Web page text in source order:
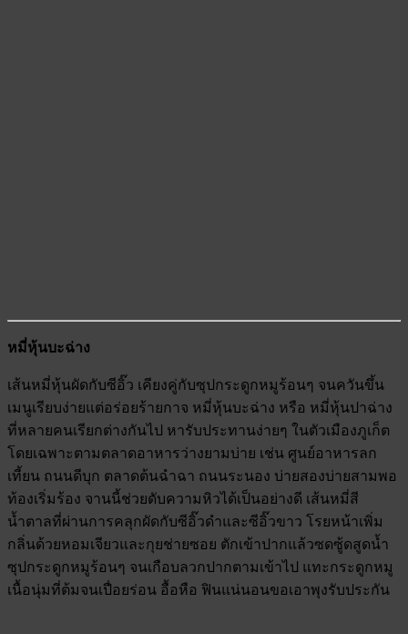
หมี่หุ้นบะฉ่าง
เส้นหมี่หุ้นผัดกับซีอิ๊ว เคียงคู่กับซุปกระดูกหมูร้อนๆ จนควันขึ้น
เมนูเรียบง่ายแต่อร่อยร้ายกาจ หมี่หุ้นบะฉ่าง หรือ หมี่หุ้นปาฉ่าง
ที่หลายคนเรียกต่างกันไป หารับประทานง่ายๆ ในตัวเมืองภูเก็ต
โดยเฉพาะตามตลาดอาหารว่างยามบ่าย เช่น ศูนย์อาหารลก
เที้ยน ถนนดีบุก ตลาดต้นฉำฉา ถนนระนอง บ่ายสองบ่ายสามพอ
ท้องเริ่มร้อง จานนี้ช่วยดับความหิวได้เป็นอย่างดี เส้นหมี่สี
น้ำตาลที่ผ่านการคลุกผัดกับซีอิ๊วดำและซีอิ๊วขาว โรยหน้าเพิ่ม
กลิ่นด้วยหอมเจียวและกุยช่ายซอย ตักเข้าปากแล้วซดซู้ดสูดน้ำ
ซุปกระดูกหมูร้อนๆ จนเกือบลวกปากตามเข้าไป แทะกระดูกหมู
เนื้อนุ่มที่ต้มจนเปื่อยร่อน อื้อหือ ฟินแน่นอนขอเอาพุงรับประกัน